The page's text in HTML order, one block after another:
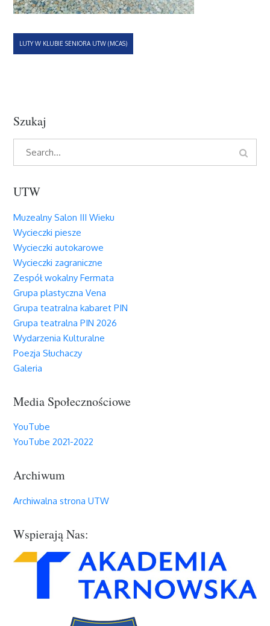
Nawigacja
LUTY W KLUBIE SENIORA UTW (MCAS)
Szukaj
Search
UTW
Muzealny Salon III Wieku
Wycieczki piesze
Wycieczki autokarowe
Wycieczki zagraniczne
Zespół wokalny Fermata
Grupa plastyczna Vena
Grupa teatralna kabaret PIN
Grupa teatralna PIN 2026
Wydarzenia Kulturalne
Poezja Słuchaczy
Galeria
Media Społecznościowe
YouTube
YouTube 2021-2022
Archiwum
Archiwalna strona UTW
Wspierają Nas: